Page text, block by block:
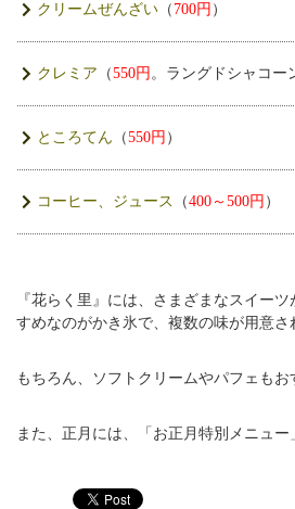
クリームぜんざい （ 700円 ）
クレミア （550円 。ラングドシャコー
ところてん （550円 ）
コーヒー、ジュース （400～500円 ）
『花らく里』には、さまざまなスイー
すめなのがかき氷で、複数の味が用意さ
もちろん、ソフトクリームやパフェもお
また、正月には、「お正月特別メニュー